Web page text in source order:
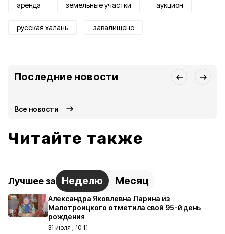
аренда земельные участки аукцион
русская халань завалищено
Последние новости
Все новости
Читайте также
Лучшее за Неделю Месяц
Александра Яковлевна Ларина из
Малотроицкого отметила свой 95-й день
рождения
31 июля , 10:11